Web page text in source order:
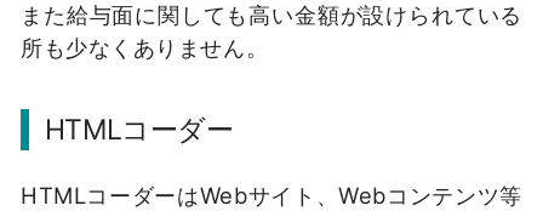
また給与面に関しても高い金額が設けられている
所も少なくありません。
HTMLコーダー
HTMLコーダーはWebサイト、Webコンテンツ等